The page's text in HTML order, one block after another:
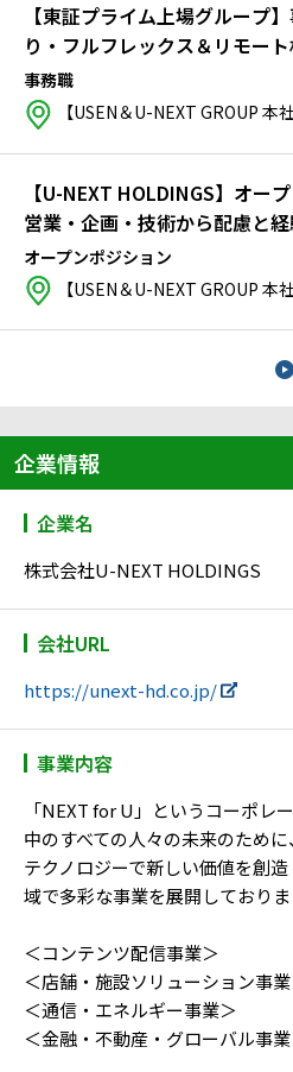
【東証プライム上場グループ
り・フルフレックス＆リモー
INGS
事務職
【USEN＆U-NEXT GROUP 本社】東京都 品川
【U-NEXT HOLDINGS】オー
営業・企画・技術から配慮と
証プライム上場の安定環境
オープンポジション
【USEN＆U-NEXT GROUP 本社】東京都 品川
企業情報
企業名
株式会社U-NEXT HOLDINGS
会社URL
https://unext-hd.co.jp/
事業内容
「NEXT for U」というコーポレ
中のすべての人々の未来のため
テクノロジーで新しい価値を創
域で多彩な事業を展開しておりま
＜コンテンツ配信事業＞
＜店舗・施設ソリューション事
＜通信・エネルギー事業＞
＜金融・不動産・グローバル事